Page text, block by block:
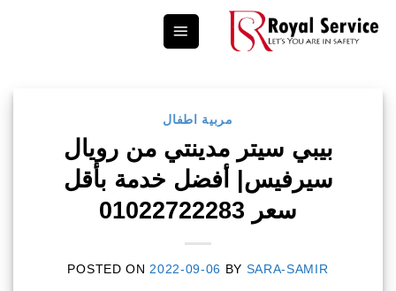
مربية اطفال
بيبي سيتر مدينتي من رويال
سيرفيس| أفضل خدمة بأقل
سعر 01022722283
POSTED ON 2022-09-06 BY SARA-SAMIR